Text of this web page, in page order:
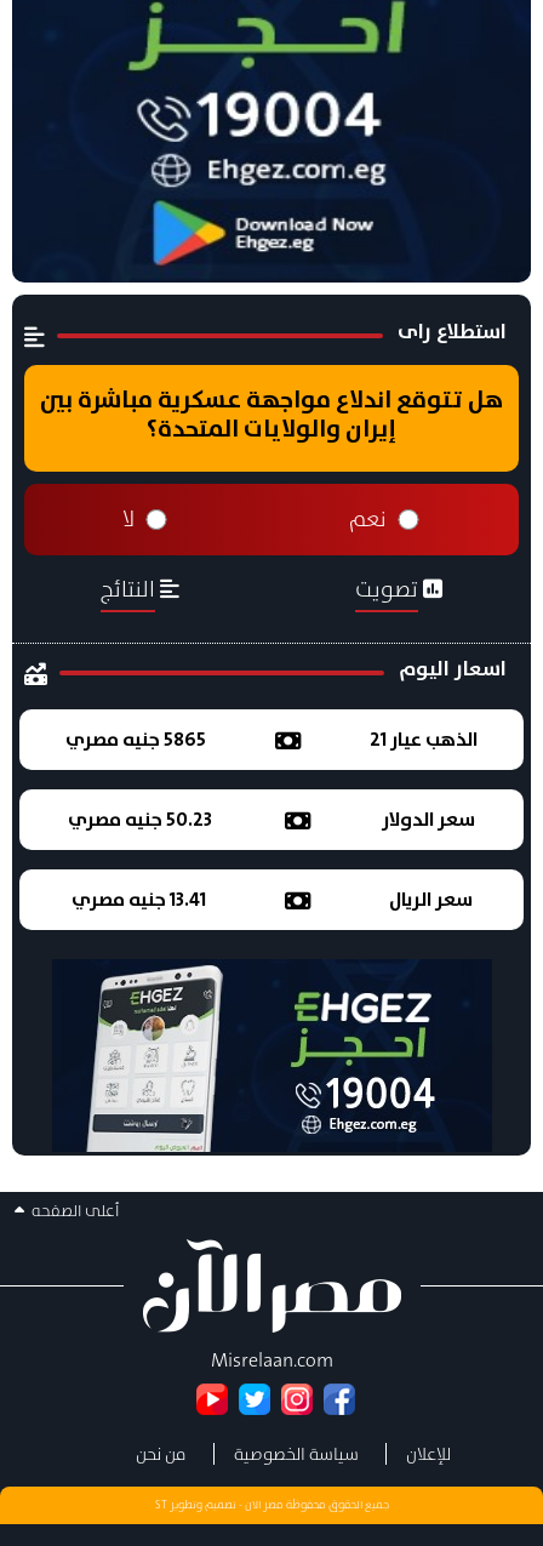
استطلاع راى
هل تتوقع اندلاع مواجهة عسكرية مباشرة بين
إيران والولايات المتحدة؟
نعم لا
تصويت النتائج
اسعار اليوم
الذهب عيار 21 5865 جنيه مصري
سعر الدولار 50.23 جنيه مصري
سعر الريال 13.41 جنيه مصري
أعلى الصفحه
Misrelaan.com
للإعلان سياسة الخصوصية من نحن
جميع الحقوق محفوظة مصر الان - تصميم وتطويرST